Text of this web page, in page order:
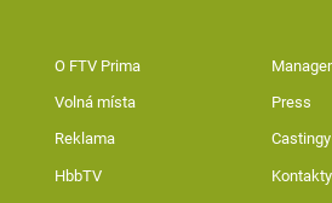
O FTV Prima
Volná místa Press
Reklama
HbbTV Kontakty